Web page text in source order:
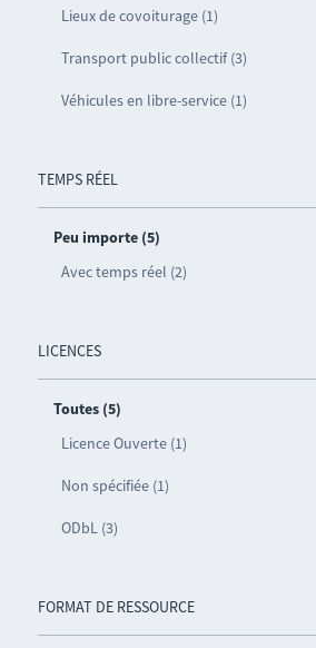
Lieux de covoiturage (1)
Transport public collectif (3)
Véhicules en libre-service (1)
TEMPS RÉEL
Peu importe (5)
Avec temps réel (2)
LICENCES
Toutes (5)
Licence Ouverte (1)
Non spécifiée (1)
ODbL (3)
FORMAT DE RESSOURCE